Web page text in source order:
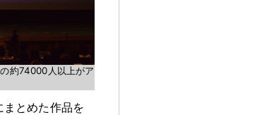
約74000人以上がア
とめた作品を